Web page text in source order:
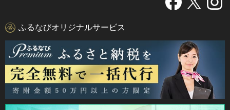
ふるなびオリジナルサービス